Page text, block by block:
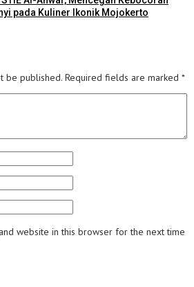
pada Kuliner Ikonik Mojokerto
be published. Required fields are marked *
website in this browser for the next time